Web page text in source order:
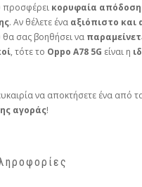
κορυφαία απόδοση
. Αν θέλετε ένα αξιόπιστο και
σας βοηθήσει να
, τότε το Oppo A78 5G είναι η
να αποκτήσετε ένα από
αγοράς!